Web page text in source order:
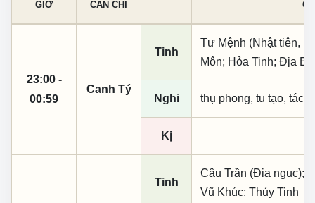
GIỜ CAN CHI
23:00 -
00:59
Canh Tý
Tinh
Tư Mệnh (Nhật tiên,
Môn; Hỏa Tinh; Địa
Nghi thụ phong, tu tạo, tác
Kị
Tinh
Câu Trần (Địa ngục);
Vũ Khúc; Thủy Tinh